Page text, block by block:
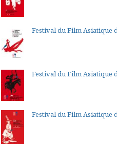
Festival du Film Asiatique
Festival du Film Asiatique
Festival du Film Asiatique